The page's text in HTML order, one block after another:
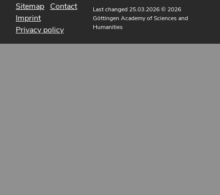
Sitemap Contact
Imprint
Privacy policy
Last changed 25.03.2026© 2026
Göttingen Academy of Sciences and
Humanities